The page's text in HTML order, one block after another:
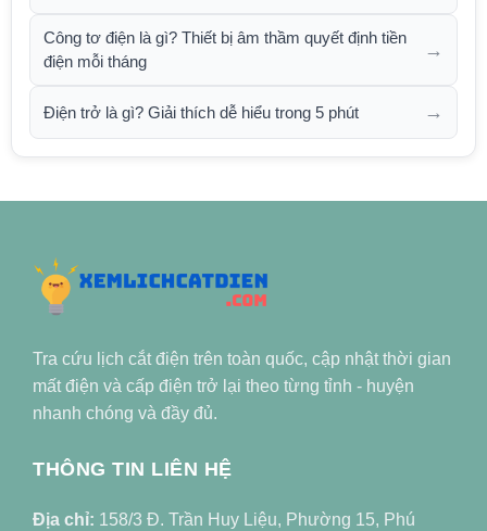
Công tơ điện là gì? Thiết bị âm thầm quyết định tiền
điện mỗi tháng
→
Điện trở là gì? Giải thích dễ hiểu trong 5 phút →
Tra cứu lịch cắt điện trên toàn quốc, cập nhật thời gian
mất điện và cấp điện trở lại theo từng tỉnh - huyện
nhanh chóng và đầy đủ.
THÔNG TIN LIÊN HỆ
Địa chỉ: 158/3 Đ. Trần Huy Liệu, Phường 15, Phú